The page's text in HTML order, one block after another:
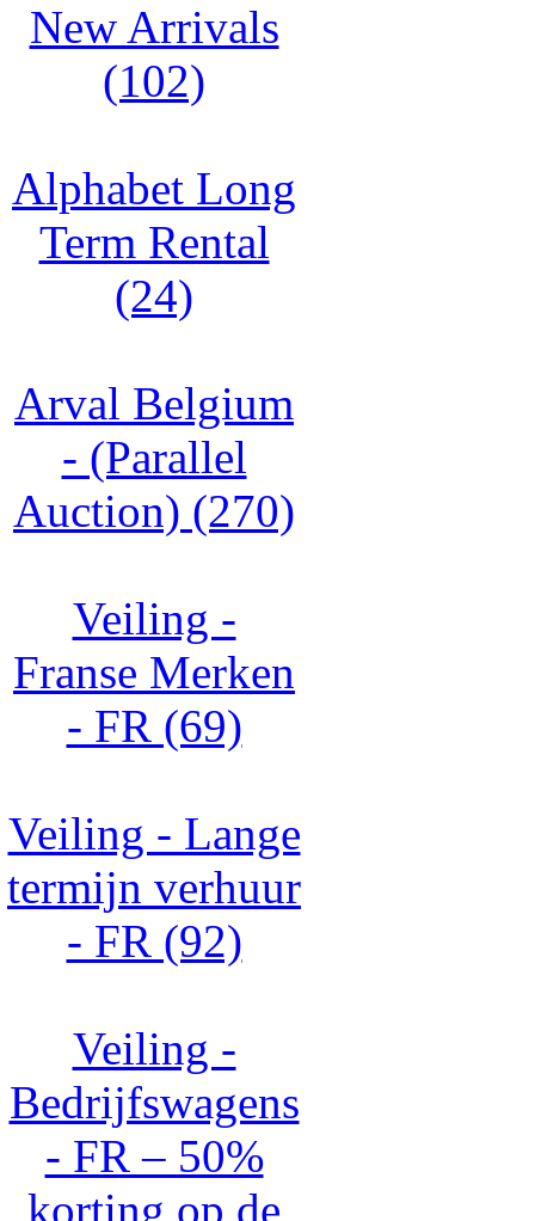
New Arrivals
(102)
Alphabet Long
Term Rental
(24)
Arval Belgium
- (Parallel
Auction) (270)
Veiling -
Franse Merken
- FR (69)
Veiling - Lange
termijn verhuur
- FR (92)
Veiling -
Bedrijfswagens
- FR – 50%
korting op de